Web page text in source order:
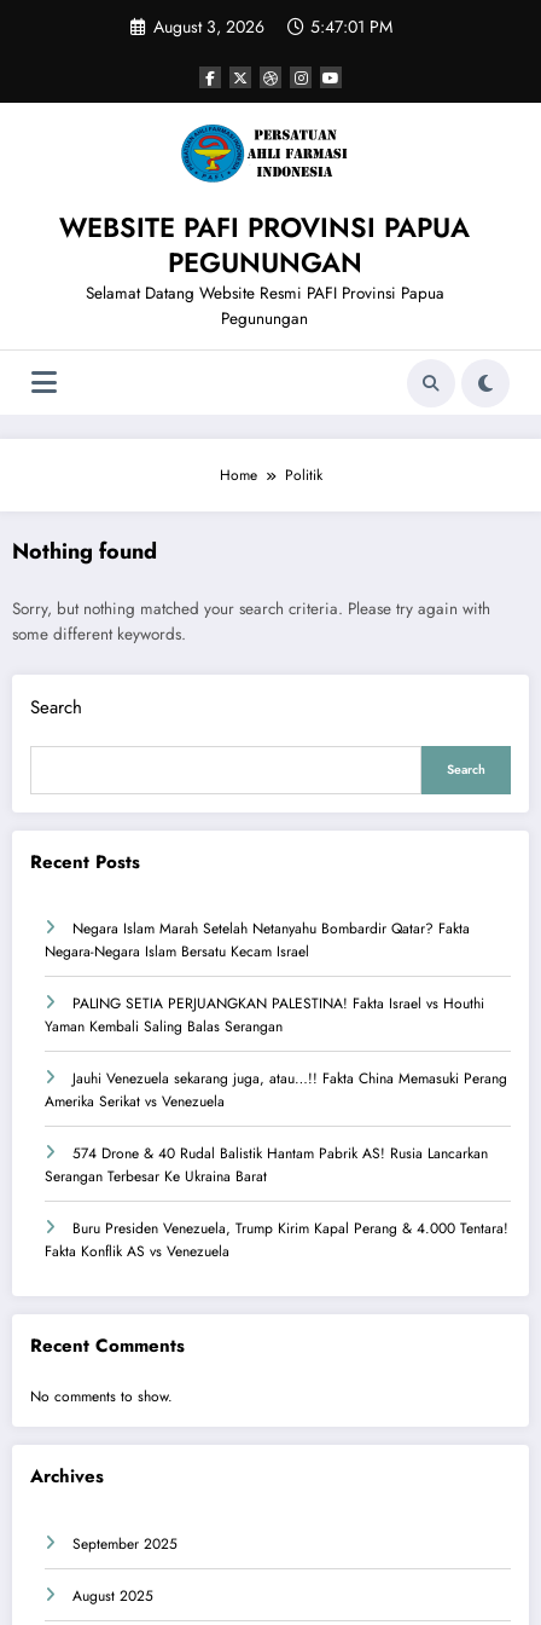
August 3, 2026 5:47:01 PM
WEBSITE PAFI PROVINSI PAPUA
PEGUNUNGAN
Selamat Datang Website Resmi PAFI Provinsi Papua
Pegunungan
Home Politik
Nothing found
Sorry, but nothing matched your search criteria. Please try again with
some different keywords.
Search
Search
Recent Posts
Negara Islam Marah Setelah Netanyahu Bombardir Qatar? Fakta
Negara-Negara Islam Bersatu Kecam Israel
PALING SETIA PERJUANGKAN PALESTINA! Fakta Israel vs Houthi
Yaman Kembali Saling Balas Serangan
Jauhi Venezuela sekarang juga, atau…!! Fakta China Memasuki Perang
Amerika Serikat vs Venezuela
574 Drone & 40 Rudal Balistik Hantam Pabrik AS! Rusia Lancarkan
Serangan Terbesar Ke Ukraina Barat
Buru Presiden Venezuela, Trump Kirim Kapal Perang & 4.000 Tentara!
Fakta Konflik AS vs Venezuela
Recent Comments
No comments to show.
Archives
September 2025
August 2025